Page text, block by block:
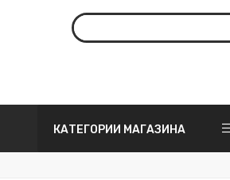
КАТЕГОРИИ МАГАЗИНА